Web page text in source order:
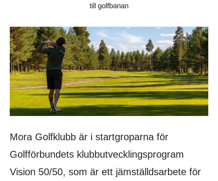
till golfbanan
Mora Golfklubb är i startgroparna för
Golfförbundets klubbutvecklingsprogram
Vision 50/50, som är ett jämställdsarbete för